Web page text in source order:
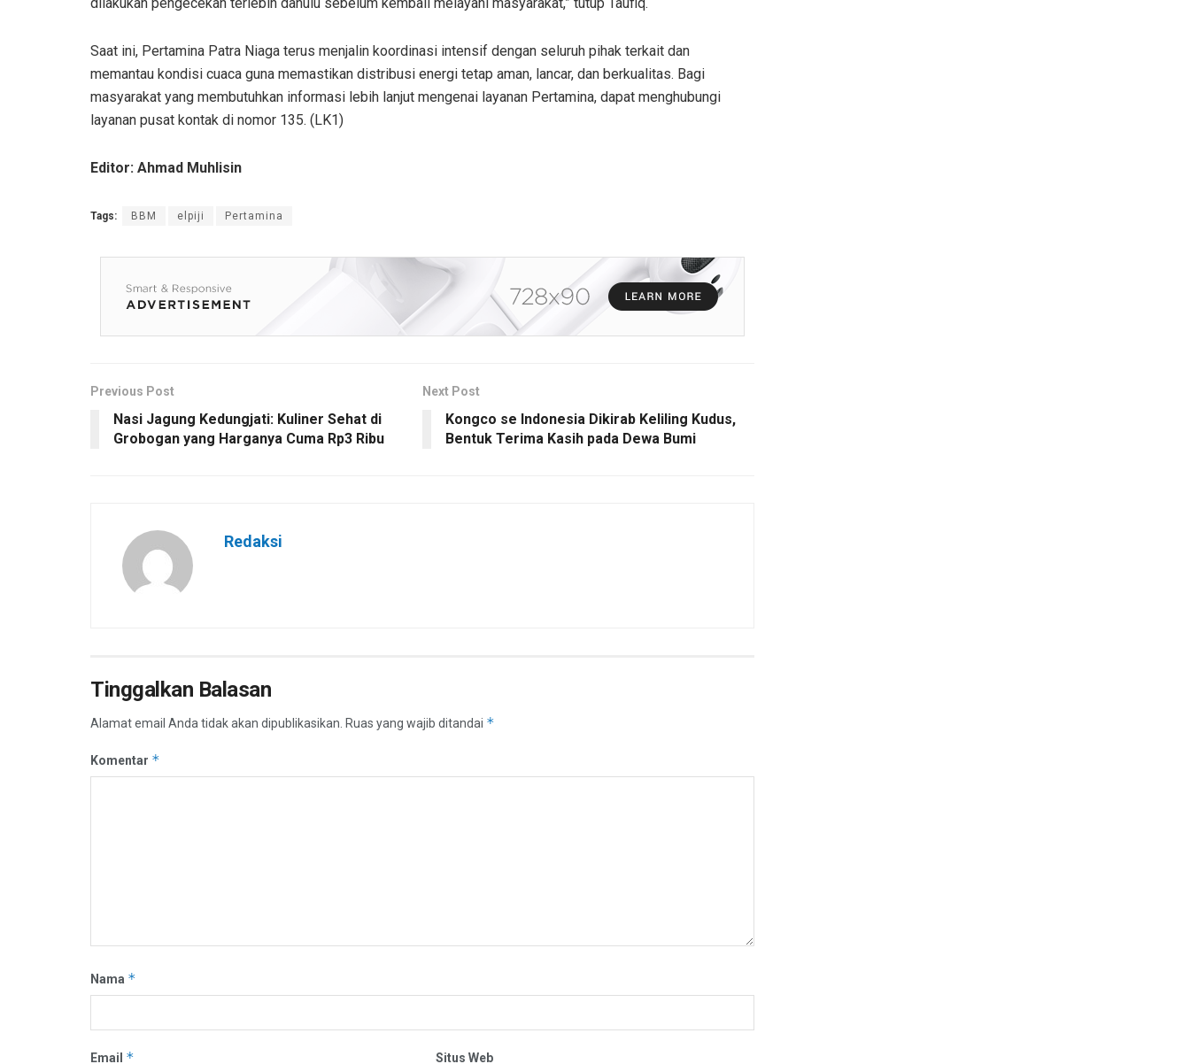
Saat ini, Pertamina Patra Niaga terus menjalin koordinasi intensif dengan seluruh pihak terkait dan
memantau kondisi cuaca guna memastikan distribusi energi tetap aman, lancar, dan berkualitas. Bagi
masyarakat yang membutuhkan informasi lebih lanjut mengenai layanan Pertamina, dapat menghubungi
layanan pusat kontak di nomor 135. (LK1)
Editor: Ahmad Muhlisin
Tags: BBM elpiji Pertamina
Previous Post
Nasi Jagung Kedungjati: Kuliner Sehat di
Grobogan yang Harganya Cuma Rp3 Ribu
Next Post
Kongco se Indonesia Dikirab Keliling Kudus,
Bentuk Terima Kasih pada Dewa Bumi
Redaksi
Tinggalkan Balasan
Alamat email Anda tidak akan dipublikasikan. Ruas yang wajib ditandai *
Komentar *
Nama *
Email * Situs Web